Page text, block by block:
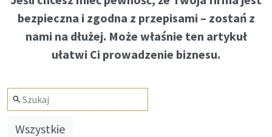
bezpieczna i zgodna z przepisami – zostań z
nami na dłużej. Może właśnie ten artykuł
ułatwi Ci prowadzenie biznesu.
Wszystkie